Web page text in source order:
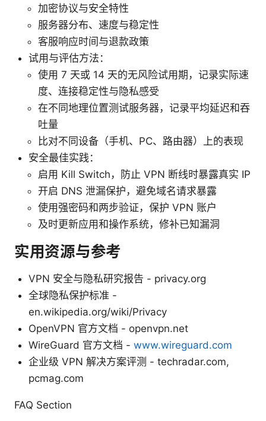
加密协议与安全特性
服务器分布、速度与稳定性
客服响应时间与退款政策
试用与评估方法：
使用 7 天或 14 天的无风险试用期，记录实际速
度、连接稳定性与隐私感受
在不同地理位置测试服务器，记录平均延迟和吞
吐量
比对不同设备（手机、PC、路由器）上的表现
安全最佳实践：
启用 Kill Switch，防止 VPN 断线时暴露真实 IP
开启 DNS 泄漏保护，避免域名请求暴露
使用强密码和两步验证，保护 VPN 账户
及时更新应用和操作系统，修补已知漏洞
实用资源与参考
VPN 安全与隐私研究报告 - privacy.org
全球隐私保护标准 -
en.wikipedia.org/wiki/Privacy
OpenVPN 官方文档 - openvpn.net
WireGuard 官方文档 - www.wireguard.com
企业级 VPN 解决方案评测 - techradar.com,
pcmag.com
FAQ Section